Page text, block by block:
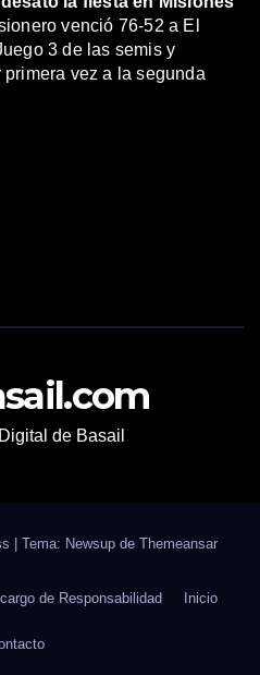
venció 76-52 a El
3 de las semis y
vez a la segunda
de Basail
| Tema: Newsup de Themeansar
de Responsabilidad Inicio